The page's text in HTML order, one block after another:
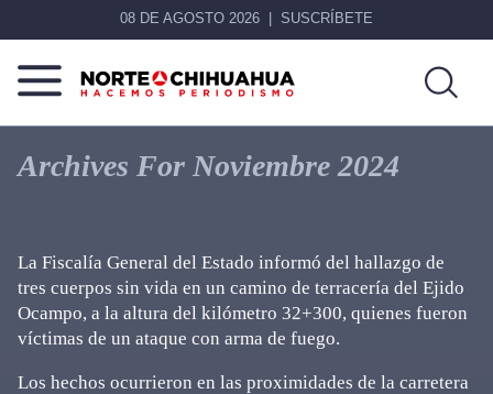
08 DE AGOSTO 2026 SUSCRÍBETE
Norte
De
Chihuahua
Más
que
noticias,
Archives For Noviembre 2024
La Fiscalía General del Estado informó del hallazgo de
tres cuerpos sin vida en un camino de terracería del Ejido
Ocampo, a la altura del kilómetro 32+300, quienes fueron
víctimas de un ataque con arma de fuego.
Los hechos ocurrieron en las proximidades de la carretera